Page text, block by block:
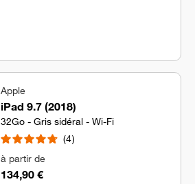
Apple
iPad 9.7 (2018)
32Go - Gris sidéral - Wi-Fi
4
à partir de
134,90 €